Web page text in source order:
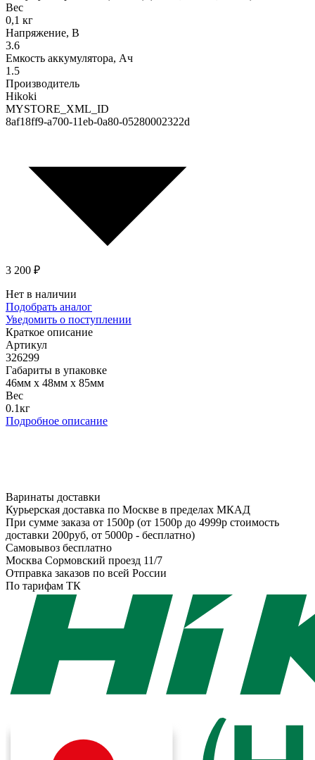
Вес
0,1 кг
Напряжение, В
3.6
Емкость аккумулятора, Ач
1.5
Производитель
Hikoki
MYSTORE_XML_ID
8af18ff9-a700-11eb-0a80-05280002322d
3 200 ₽
Нет в наличии
Подобрать аналог
Уведомить о поступлении
Краткое описание
Артикул
326299
Габариты в упаковке
46мм x 48мм x 85мм
Вес
0.1кг
Подробное описание
Варинаты доставки
Курьерская доставка по Москве в пределах МКАД
При сумме заказа от 1500р (от 1500р до 4999р стоимость
доставки 200руб, от 5000р - бесплатно)
Самовывоз бесплатно
Москва Сормовский проезд 11/7
Отправка заказов по всей России
По тарифам ТК